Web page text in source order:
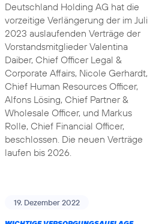
Deutschland Holding AG hat die
vorzeitige Verlängerung der im Juli
2023 auslaufenden Verträge der
Vorstandsmitglieder Valentina
Daiber, Chief Officer Legal &
Corporate Affairs, Nicole Gerhardt,
Chief Human Resources Officer,
Alfons Lösing, Chief Partner &
Wholesale Officer, und Markus
Rolle, Chief Financial Officer,
beschlossen. Die neuen Verträge
laufen bis 2026.
19. Dezember 2022